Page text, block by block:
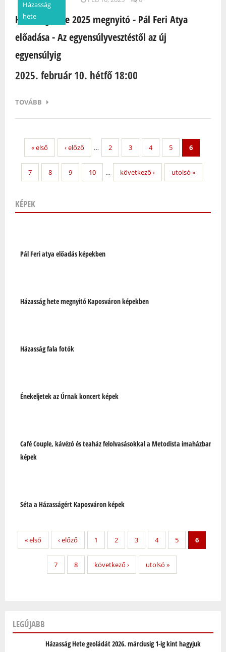
Házasság
hete
Házasság Hete 2025 megnyitó - Pál Feri Atya
előadása - Az egyensúlyvesztéstől az új
egyensúlyig
2025. február 10. hétfő 18:00
TOVÁBB
« első ‹ előző … 2 3 4 5 6
7 8 9 10 … következő › utolsó »
KÉPEK
Pál Feri atya előadás képekben
Házasság hete megnyitó Kaposváron képekben
Házasság fala fotók
Énekeljetek az Úrnak koncert képek
Café Couple, kávézó és teaház felolvasásokkal a Metodista imaházban
képek
Séta a Házasságért Kaposváron képek
« első ‹ előző 1 2 3 4 5 6
7 8 következő › utolsó »
LEGÚJABB
Házasság Hete geoládát 2026. márciusig 1-ig kint hagyjuk